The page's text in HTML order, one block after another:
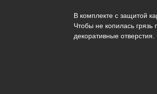
В комплекте с защитой
Чтобы не копилась
декоративные отверстия.